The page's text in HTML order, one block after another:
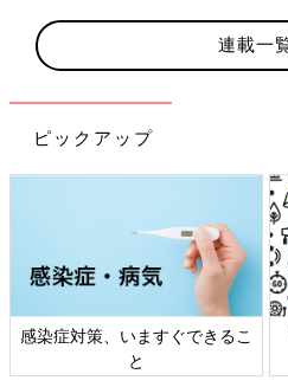
・9:00すぎ
麻酔科医登場。背中に注射。（１
だった。（１）は背中に注射した
み。ただ後ろで見えないからビク
だんだん麻酔効いてきたけど2〜3
声出るほどでは無く、深呼吸。(
く無いと思う。効きづらい体質)
・10:30
連載一
ピックアップ
感染症対策、いますぐできるこ
と